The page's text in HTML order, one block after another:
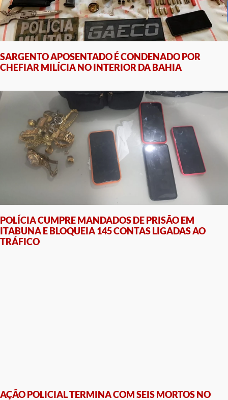
SARGENTO APOSENTADO É CONDENADO POR
CHEFIAR MILÍCIA NO INTERIOR DA BAHIA
POLÍCIA CUMPRE MANDADOS DE PRISÃO EM
ITABUNA E BLOQUEIA 145 CONTAS LIGADAS AO
TRÁFICO
AÇÃO POLICIAL TERMINA COM SEIS MORTOS NO